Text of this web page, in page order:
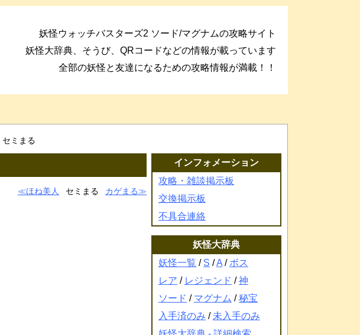
妖怪ウォッチバスターズ2 ソード/マグナムの攻略サイト
妖怪大辞典、そうび、QRコードなどの情報が載っています
全部の妖怪と友達になるための攻略情報が満載！！
セミまる
ほね美人 セミまる カゲまる
インフォメーション
攻略・雑談掲示板
交換掲示板
不具合連絡
妖怪大辞典
妖怪一覧 / S /A / ボス
レア / レジェンド /神
ソード / マグナム /秘宝
入手済のみ / 未入手のみ